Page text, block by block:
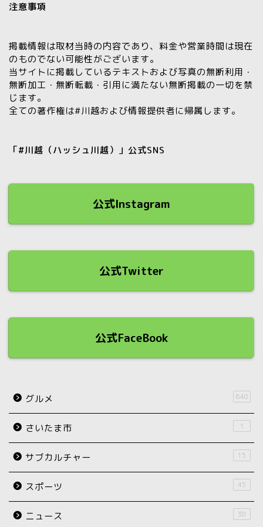
注意事項
掲載情報は取材当時の内容であり、料金や営業時間は現在
のものでない可能性がございます。
当サイトに掲載しているテキストおよび写真の無断利用・
無断加工・無断転載・引用に満たない無断掲載の一切を禁
じます。
全ての著作権は#川越および情報提供者に帰属します。
「#川越（ハッシュ川越）」公式SNS
公式Instagram
公式Twitter
公式FaceBook
グルメ 640
さいたま市 1
サブカルチャー 15
スポーツ 45
ニュース 38